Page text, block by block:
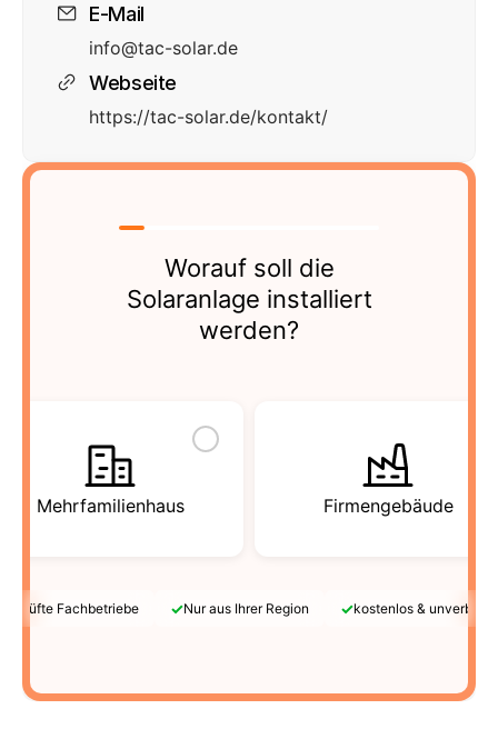
E-Mail
info@tac-solar.de
Webseite
https://tac-solar.de/kontakt/
Worauf soll die
Solaranlage installiert
werden?
Mehrfamilienhaus Firmengebäude
Fachbetriebe ✓Nur aus Ihrer Region ✓kostenlos &